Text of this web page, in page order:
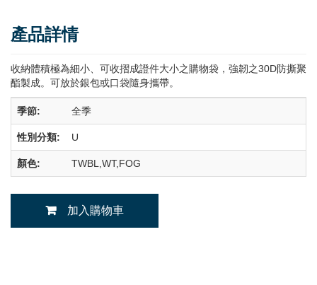
產品詳情
收納體積極為細小、可收摺成證件大小之購物袋，強韌之30D防撕聚
酯製成。可放於銀包或口袋隨身攜帶。
季節: 全季
性別分類: U
顏色: TWBL,WT,FOG
加入購物車